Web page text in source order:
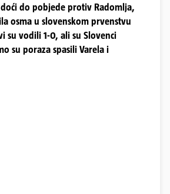
do pobjede protiv Radomlja,
osma u slovenskom prvenstvu
su vodili 1-0, ali su Slovenci
su poraza spasili Varela i